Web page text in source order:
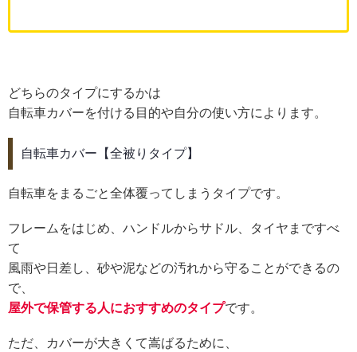
どちらのタイプにするかは
自転車カバーを付ける目的や自分の使い方によります。
自転車カバー【全被りタイプ】
自転車をまるごと全体覆ってしまうタイプです。
フレームをはじめ、ハンドルからサドル、タイヤまですべ
て
風雨や日差し、砂や泥などの汚れから守ることができるの
で、
屋外で保管する人におすすめのタイプです。
ただ、カバーが大きくて嵩ばるために、